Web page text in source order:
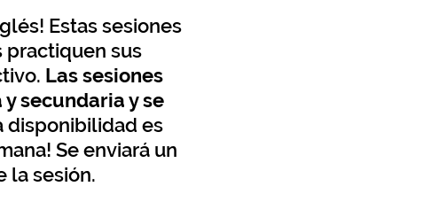
Estas sesiones
practiquen sus
Las sesiones
secundaria y se
disponibilidad es
Se enviará un
la sesión.